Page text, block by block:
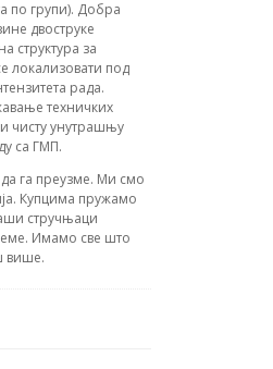
по групи). Добра
двоструке
структура за
локализовати под
рада.
техничких
чисту унутрашњу
са ГМП.
га преузме. Ми смо
Купцима пружамо
стручњаци
Имамо све што
више.